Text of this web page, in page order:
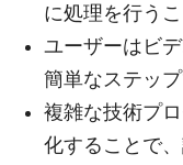
に処理を行う
ユーザーはビ
簡単なステッ
複雑な技術プ
化することで